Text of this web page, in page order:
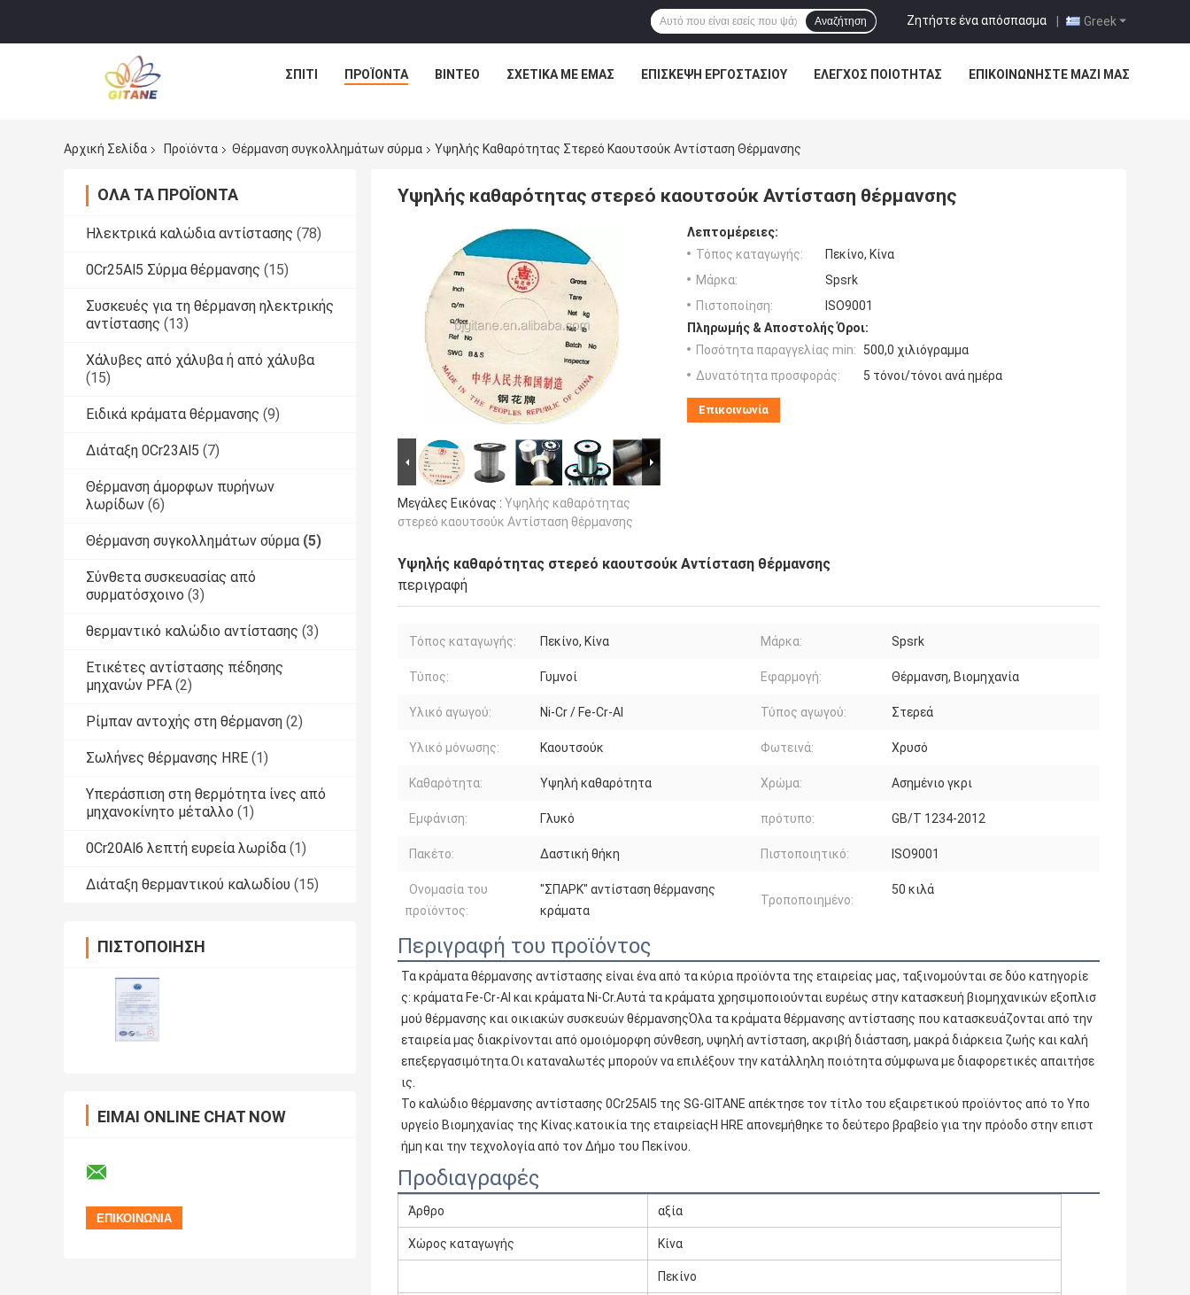
Greek
Ζητήστε ένα απόσπασμα |
Αναζήτηση
ΣΠΊΤΙ ΠΡΟΪΌΝΤΑ ΒΊΝΤΕΟ ΣΧΕΤΙΚΆ ΜΕ ΕΜΆΣ ΕΠΙΣΚΕΨΉ ΕΡΓΟΣΤΑΣΊΟΥ ΈΛΕΓΧΟΣ ΠΟΙΌΤΗΤΑΣ ΕΠΙΚΟΙΝΩΝΉΣΤΕ ΜΑΖΊ ΜΑΣ
Αρχική Σελίδα Προϊόντα Θέρμανση συγκολλημάτων σύρμα Υψηλής Καθαρότητας Στερεό Καουτσούκ Αντίσταση Θέρμανσης
ΌΛΑ ΤΑ ΠΡΟΪΌΝΤΑ
Ηλεκτρικά καλώδια αντίστασης (78)
0Cr25Al5 Σύρμα θέρμανσης (15)
Συσκευές για τη θέρμανση ηλεκτρικής
αντίστασης (13)
Χάλυβες από χάλυβα ή από χάλυβα
(15)
Ειδικά κράματα θέρμανσης (9)
Διάταξη 0Cr23Al5 (7)
Θέρμανση άμορφων πυρήνων
λωρίδων (6)
Θέρμανση συγκολλημάτων σύρμα (5)
Σύνθετα συσκευασίας από
συρματόσχοινο (3)
θερμαντικό καλώδιο αντίστασης (3)
Ετικέτες αντίστασης πέδησης
μηχανών PFA (2)
Ρίμπαν αντοχής στη θέρμανση (2)
Σωλήνες θέρμανσης HRE (1)
Υπεράσπιση στη θερμότητα ίνες από
μηχανοκίνητο μέταλλο (1)
0Cr20Al6 λεπτή ευρεία λωρίδα (1)
Διάταξη θερμαντικού καλωδίου (15)
ΠΙΣΤΟΠΟΊΗΣΗ
ΕΊΜΑΙ ONLINE CHAT NOW
Υψηλής καθαρότητας στερεό καουτσούκ Αντίσταση θέρμανσης
Μεγάλες Εικόνας : Υψηλής καθαρότητας
στερεό καουτσούκ Αντίσταση θέρμανσης
Λεπτομέρειες:
Τόπος καταγωγής:
Πεκίνο, Κίνα
Μάρκα:
Spsrk
Πιστοποίηση:
ISO9001
Πληρωμής & Αποστολής Όροι:
Ποσότητα παραγγελίας min:
500,0 χιλιόγραμμα
Δυνατότητα προσφοράς:
5 τόνοι/τόνοι ανά ημέρα
Επικοινωνία
Υψηλής καθαρότητας στερεό καουτσούκ Αντίσταση θέρμανσης
περιγραφή
Τόπος καταγωγής: Πεκίνο, Κίνα Μάρκα: Spsrk
Τύπος: Γυμνοί Εφαρμογή: Θέρμανση, Βιομηχανία
Υλικό αγωγού: Ni-Cr / Fe-Cr-Al Τύπος αγωγού: Στερεά
Υλικό μόνωσης: Καουτσούκ Φωτεινά: Χρυσό
Καθαρότητα: Υψηλή καθαρότητα Χρώμα: Ασημένιο γκρι
Εμφάνιση: Γλυκό πρότυπο: GB/T 1234-2012
Πακέτο: Δαστική θήκη Πιστοποιητικό: ISO9001
Ονομασία του
προϊόντος:
"ΣΠΑΡΚ" αντίσταση θέρμανσης
κράματα
Τροποποιημένο:
50 κιλά
Περιγραφή του προϊόντος
Τα κράματα θέρμανσης αντίστασης είναι ένα από τα κύρια προϊόντα της εταιρείας μας, ταξινομούνται σε δύο κατηγορίε
ς: κράματα Fe-Cr-Al και κράματα Ni-Cr.Αυτά τα κράματα χρησιμοποιούνται ευρέως στην κατασκευή βιομηχανικών εξοπλισ
μού θέρμανσης και οικιακών συσκευών θέρμανσηςΌλα τα κράματα θέρμανσης αντίστασης που κατασκευάζονται από την
εταιρεία μας διακρίνονται από ομοιόμορφη σύνθεση, υψηλή αντίσταση, ακριβή διάσταση, μακρά διάρκεια ζωής και καλή
επεξεργασιμότητα.Οι καταναλωτές μπορούν να επιλέξουν την κατάλληλη ποιότητα σύμφωνα με διαφορετικές απαιτήσε
ις.
Το καλώδιο θέρμανσης αντίστασης 0Cr25Al5 της SG-GITANE απέκτησε τον τίτλο του εξαιρετικού προϊόντος από το Υπο
υργείο Βιομηχανίας της Κίνας.κατοικία της εταιρείαςΗ HRE απονεμήθηκε το δεύτερο βραβείο για την πρόοδο στην επιστ
ήμη και την τεχνολογία από τον Δήμο του Πεκίνου.
Προδιαγραφές
Άρθρο αξία
Χώρος καταγωγής Κίνα
Πεκίνο